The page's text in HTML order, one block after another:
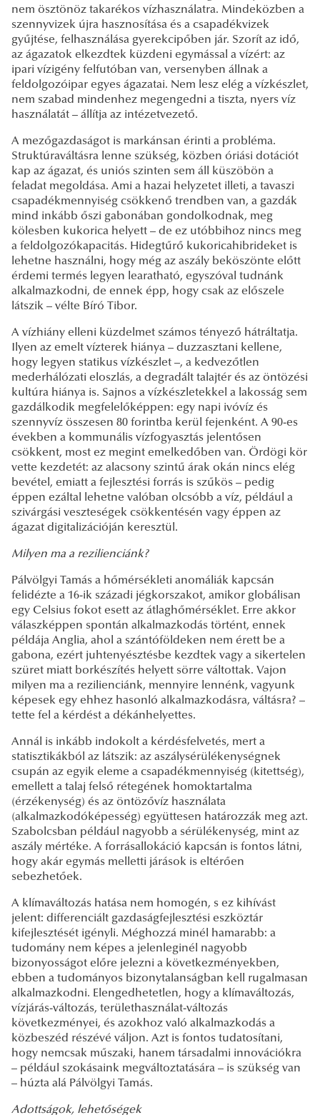
nem ösztönöz takarékos vízhasználatra. Mindeközben a
szennyvizek újra hasznosítása és a csapadékvizek
gyűjtése, felhasználása gyerekcipőben jár. Szorít az idő,
az ágazatok elkezdtek küzdeni egymással a vízért: az
ipari vízigény felfutóban van, versenyben állnak a
feldolgozóipar egyes ágazatai. Nem lesz elég a vízkészlet,
nem szabad mindenhez megengedni a tiszta, nyers víz
használatát – állítja az intézetvezető.
A mezőgazdaságot is markánsan érinti a probléma.
Struktúraváltásra lenne szükség, közben óriási dotációt
kap az ágazat, és uniós szinten sem áll küszöbön a
feladat megoldása. Ami a hazai helyzetet illeti, a tavaszi
csapadékmennyiség csökkenő trendben van, a gazdák
mind inkább őszi gabonában gondolkodnak, meg
kölesben kukorica helyett – de ez utóbbihoz nincs meg
a feldolgozókapacitás. Hidegtűrő kukoricahibrideket is
lehetne használni, hogy még az aszály beköszönte előtt
érdemi termés legyen learatható, egyszóval tudnánk
alkalmazkodni, de ennek épp, hogy csak az előszele
látszik – vélte Bíró Tibor.
A vízhiány elleni küzdelmet számos tényező hátráltatja.
Ilyen az emelt vízterek hiánya – duzzasztani kellene,
hogy legyen statikus vízkészlet –, a kedvezőtlen
mederhálózati eloszlás, a degradált talajtér és az öntözési
kultúra hiánya is. Sajnos a vízkészletekkel a lakosság sem
gazdálkodik megfelelőképpen: egy napi ivóvíz és
szennyvíz összesen 80 forintba kerül fejenként. A 90-es
években a kommunális vízfogyasztás jelentősen
csökkent, most ez megint emelkedőben van. Ördögi kör
vette kezdetét: az alacsony szintű árak okán nincs elég
bevétel, emiatt a fejlesztési forrás is szűkös – pedig
éppen ezáltal lehetne valóban olcsóbb a víz, például a
szivárgási veszteségek csökkentésén vagy éppen az
ágazat digitalizációján keresztül.
Milyen ma a rezilienciánk?
Pálvölgyi Tamás a hőmérsékleti anomáliák kapcsán
felidézte a 16-ik századi jégkorszakot, amikor globálisan
egy Celsius fokot esett az átlaghőmérséklet. Erre akkor
válaszképpen spontán alkalmazkodás történt, ennek
példája Anglia, ahol a szántóföldeken nem érett be a
gabona, ezért juhtenyésztésbe kezdtek vagy a sikertelen
szüret miatt borkészítés helyett sörre váltottak. Vajon
milyen ma a rezilienciánk, mennyire lennénk, vagyunk
képesek egy ehhez hasonló alkalmazkodásra, váltásra? –
tette fel a kérdést a dékánhelyettes.
Annál is inkább indokolt a kérdésfelvetés, mert a
statisztikákból az látszik: az aszálysérülékenységnek
csupán az egyik eleme a csapadékmennyiség (kitettség),
emellett a talaj felső rétegének homoktartalma
(érzékenység) és az öntözővíz használata
(alkalmazkodóképesség) együttesen határozzák meg azt.
Szabolcsban például nagyobb a sérülékenység, mint az
aszály mértéke. A forrásallokáció kapcsán is fontos látni,
hogy akár egymás melletti járások is eltérően
sebezhetőek.
A klímaváltozás hatása nem homogén, s ez kihívást
jelent: differenciált gazdaságfejlesztési eszköztár
kifejlesztését igényli. Méghozzá minél hamarabb: a
tudomány nem képes a jelenleginél nagyobb
bizonyosságot előre jelezni a következményekben,
ebben a tudományos bizonytalanságban kell rugalmasan
alkalmazkodni. Elengedhetetlen, hogy a klímaváltozás,
vízjárás-változás, területhasználat-változás
következményei, és azokhoz való alkalmazkodás a
közbeszéd részévé váljon. Azt is fontos tudatosítani,
hogy nemcsak műszaki, hanem társadalmi innovációkra
– például szokásaink megváltoztatására – is szükség van
– húzta alá Pálvölgyi Tamás.
Adottságok, lehetőségek